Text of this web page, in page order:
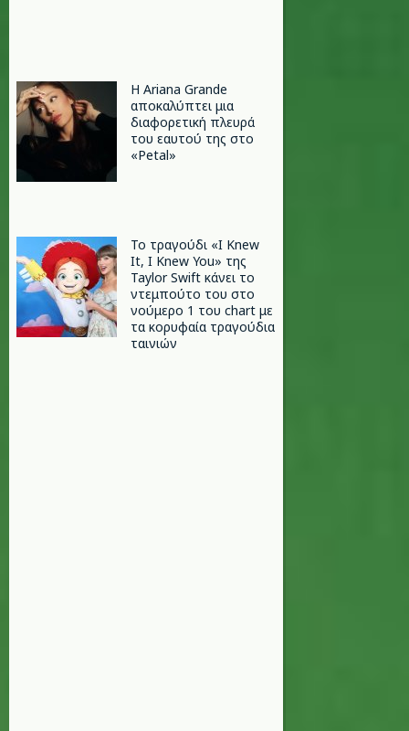
Η Ariana Grande
αποκαλύπτει μια
διαφορετική πλευρά
του εαυτού της στο
«Petal»
Το τραγούδι «I Knew
It, I Knew You» της
Taylor Swift κάνει το
ντεμπούτο του στο
νούμερο 1 του chart με
τα κορυφαία τραγούδια
ταινιών